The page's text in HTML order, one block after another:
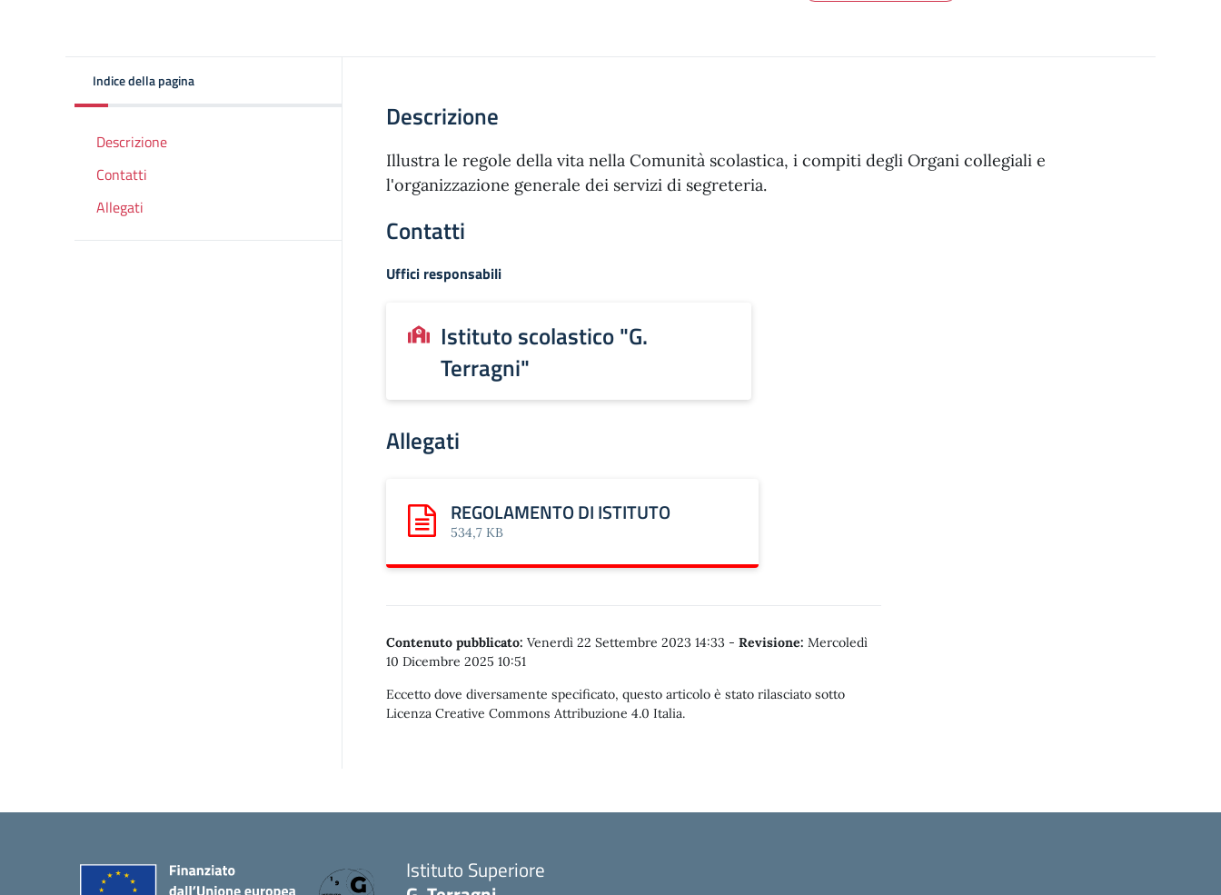
Indice della pagina
Descrizione
Contatti
Allegati
Descrizione
Illustra le regole della vita nella Comunità scolastica, i compiti degli Organi collegiali e
l'organizzazione generale dei servizi di segreteria.
Contatti
Uffici responsabili
Istituto scolastico "G.
Terragni"
Allegati
Scarica: REGOLAMENTO DI ISTITUTO
REGOLAMENTO DI ISTITUTO
534,7 KB
Contenuto pubblicato: Venerdì 22 Settembre 2023 14:33 - Revisione: Mercoledì
10 Dicembre 2025 10:51
Eccetto dove diversamente specificato, questo articolo è stato rilasciato sotto
Licenza Creative Commons Attribuzione 4.0 Italia.
Istituto Superiore